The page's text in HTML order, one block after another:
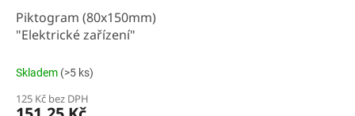
Piktogram (80x150mm)
"Elektrické zařízení"
Skladem (>5 ks)
125 Kč bez DPH